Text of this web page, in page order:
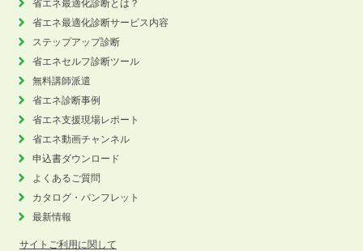
省エネ最適化診断とは？
省エネ最適化診断サービス内容
ステップアップ診断
省エネセルフ診断ツール
無料講師派遣
省エネ診断事例
省エネ支援現場レポート
省エネ動画チャンネル
申込書ダウンロード
よくあるご質問
カタログ・パンフレット
最新情報
サイトご利用に関して